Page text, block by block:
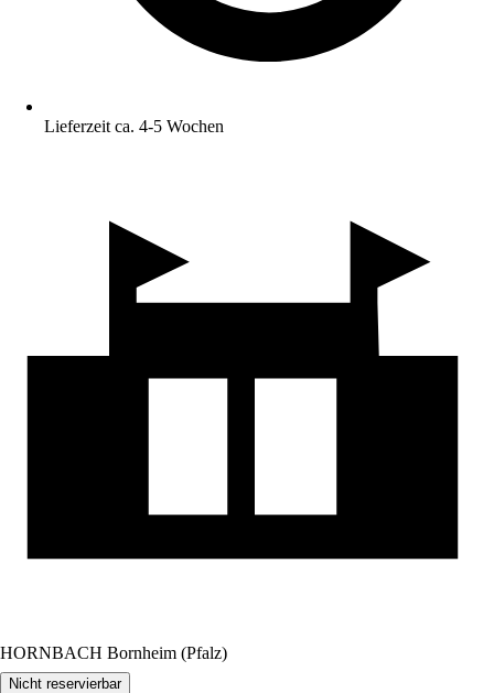
Lieferzeit ca. 4-5 Wochen
HORNBACH Bornheim (Pfalz)
Nicht reservierbar